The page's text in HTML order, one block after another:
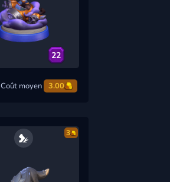
22
Coût moyen 3.00
3